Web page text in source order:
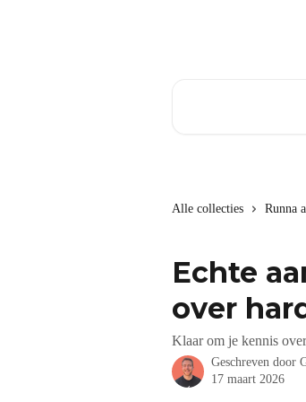
Alle collecties Runna
Echte
over
Klaar om je kennis
Geschreven door
17 maart 2026